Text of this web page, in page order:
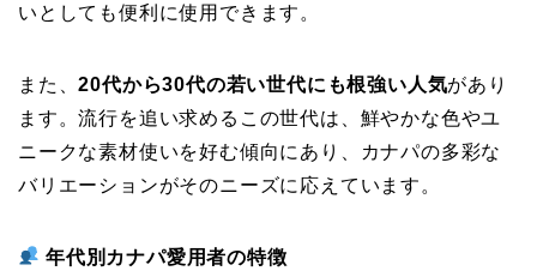
いとしても便利に使用できます。
また、20代から30代の若い世代にも根強い人気があり
ます。流行を追い求めるこの世代は、鮮やかな色やユ
ニークな素材使いを好む傾向にあり、カナパの多彩な
バリエーションがそのニーズに応えています。
年代別カナパ愛用者の特徴